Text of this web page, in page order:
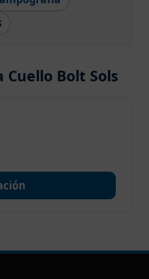
Cuello Bolt Sols